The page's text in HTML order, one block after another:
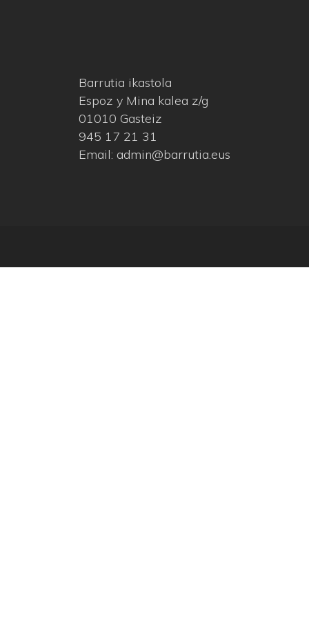
Barrutia ikastola
Espoz y Mina kalea z/g
01010 Gasteiz
945 17 21 31
Email: admin@barrutia.eus